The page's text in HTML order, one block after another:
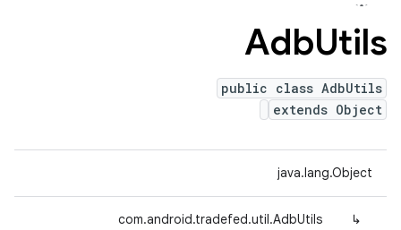
AdbUtils
public class AdbUtils
extends Object
java.lang.Object
↳
com.android.tradefed.util.AdbUtils